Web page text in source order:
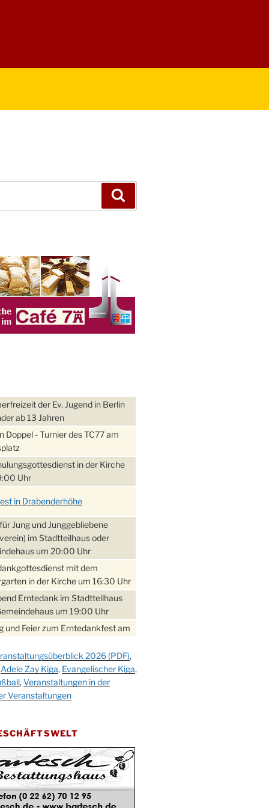
der Ev. Jugend in Berlin
ab 13 Jahren
Doppel - Turnier des TC77 am
in der Kirche
Uhr
in Drabenderhöhe
Jung und Junggebliebene
im Stadtteilhaus oder
um 20:00 Uhr
mit dem
in der Kirche um 16:30 Uhr
Erntedank im Stadtteilhaus
um 19:00 Uhr
und Feier zum Erntedankfest am
im Stadtteilhaus
im Cafe XXS
Andacht um 18:00 Uhr in der
Gottesdienst in der
im Ev. Gemeindehaus um
2026 (PDF),
Adele Zay Kiga, Evangelischer Kiga,
,Veranstaltungen in der
Veranstaltungen